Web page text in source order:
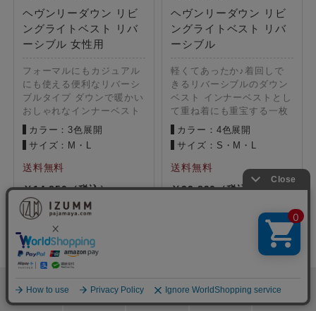
ホーム カート おねむりフェア
ヘヴンリーダウン リビ
ングライトベスト リバ
ーシブル 女性用
フォーマルにもカジュアル
にも使える便利なリバーシ
ブルタイプ ダウンで暖かい
おしゃれなインナーベスト
カラー：3色展開
サイズ：M・L
14,850
ヘヴンリーダウン リビ
ングライトベスト リバ
ーシブル
軽くてあったか♪着回しで
きるリバーシブルのダウン
ベスト インナーベストとし
て重ね着にも重宝する一枚
カラー：4色展開
サイズ：S・M・L
32,890